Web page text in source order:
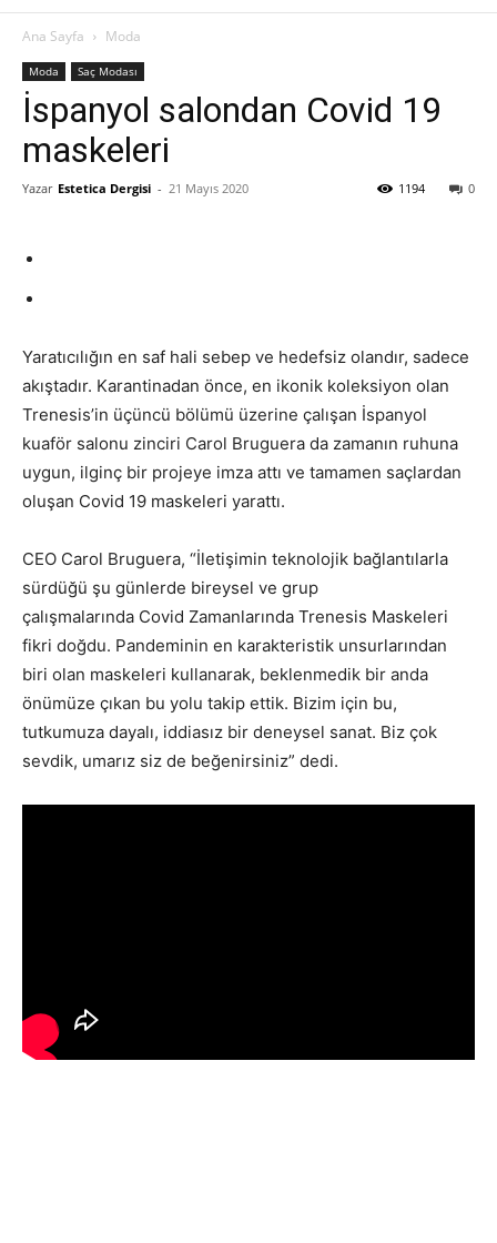
Ana Sayfa Moda
Moda Saç Modası
İspanyol salondan Covid 19
maskeleri
Yazar Estetica Dergisi - 21 Mayıs 2020 0
1194
Yaratıcılığın en saf hali sebep ve hedefsiz olandır, sadece
akıştadır. Karantinadan önce, en ikonik koleksiyon olan
Trenesis’in üçüncü bölümü üzerine çalışan İspanyol
kuaför salonu zinciri Carol Bruguera da zamanın ruhuna
uygun, ilginç bir projeye imza attı ve tamamen saçlardan
oluşan Covid 19 maskeleri yarattı.
CEO Carol Bruguera, “İletişimin teknolojik bağlantılarla
sürdüğü şu günlerde bireysel ve grup
çalışmalarında Covid Zamanlarında Trenesis Maskeleri
fikri doğdu. Pandeminin en karakteristik unsurlarından
biri olan maskeleri kullanarak, beklenmedik bir anda
önümüze çıkan bu yolu takip ettik. Bizim için bu,
tutkumuza dayalı, iddiasız bir deneysel sanat. Biz çok
sevdik, umarız siz de beğenirsiniz” dedi.